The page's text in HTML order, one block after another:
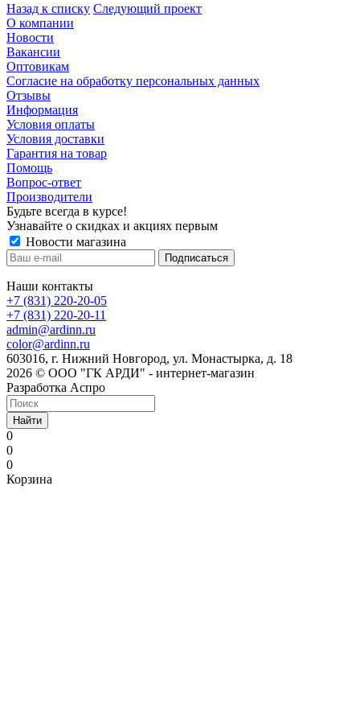
Назад к списку Следующий проект
О компании
Новости
Вакансии
Оптовикам
Cогласие на обработку персональных данных
Отзывы
Информация
Условия оплаты
Условия доставки
Гарантия на товар
Помощь
Вопрос-ответ
Производители
Будьте всегда в курсе!
Узнавайте о скидках и акциях первым
Новости магазина
Наши контакты
+7 (831) 220-20-05
+7 (831) 220-20-11
admin@ardinn.ru
color@ardinn.ru
603016, г. Нижний Новгород, ул. Монастырка, д. 18
2026 © ООО "ГК АРДИ" - интернет-магазин
Разработка Аспро
Найти
0
0
0
Корзина